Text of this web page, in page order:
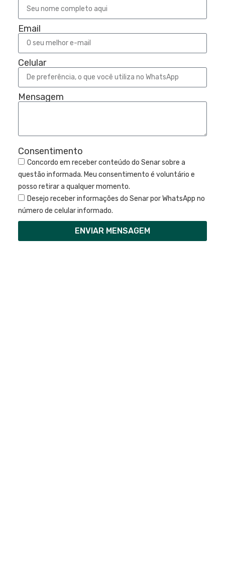
Email
Celular
Mensagem
Consentimento
Concordo em receber conteúdo do Senar sobre a
questão informada. Meu consentimento é voluntário e
posso retirar a qualquer momento.
Desejo receber informações do Senar por WhatsApp no
número de celular informado.
ENVIAR MENSAGEM